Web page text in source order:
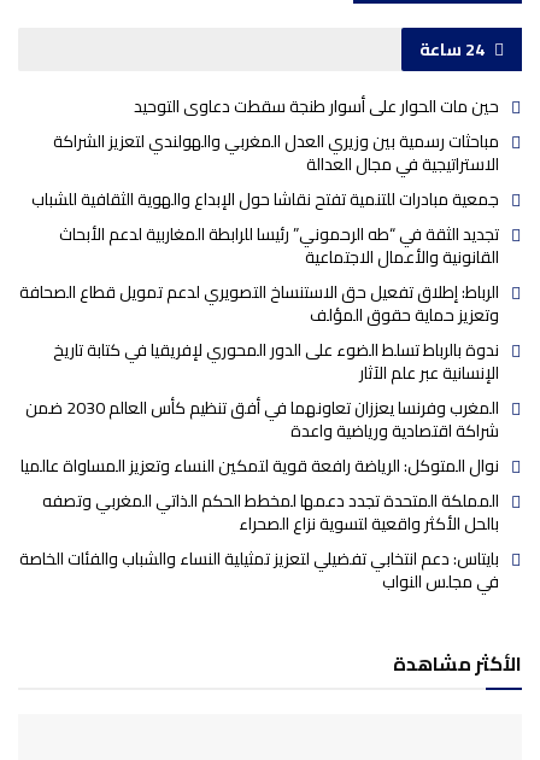
24 ساعة
حين مات الحوار على أسوار طنجة سقطت دعاوى التوحيد
مباحثات رسمية بين وزيري العدل المغربي والهولندي لتعزيز الشراكة
الاستراتيجية في مجال العدالة
جمعية مبادرات للتنمية تفتح نقاشا حول الإبداع والهوية الثقافية للشباب
تجديد الثقة في “طه الرحموني” رئيسا للرابطة المغاربية لدعم الأبحاث
القانونية والأعمال الاجتماعية
الرباط: إطلاق تفعيل حق الاستنساخ التصويري لدعم تمويل قطاع الصحافة
وتعزيز حماية حقوق المؤلف
ندوة بالرباط تسلط الضوء على الدور المحوري لإفريقيا في كتابة تاريخ
الإنسانية عبر علم الآثار
المغرب وفرنسا يعززان تعاونهما في أفق تنظيم كأس العالم 2030 ضمن
شراكة اقتصادية ورياضية واعدة
نوال المتوكل: الرياضة رافعة قوية لتمكين النساء وتعزيز المساواة عالميا
المملكة المتحدة تجدد دعمها لمخطط الحكم الذاتي المغربي وتصفه
بالحل الأكثر واقعية لتسوية نزاع الصحراء
بايتاس: دعم انتخابي تفضيلي لتعزيز تمثيلية النساء والشباب والفئات الخاصة
في مجلس النواب
الأكثر مشاهدة